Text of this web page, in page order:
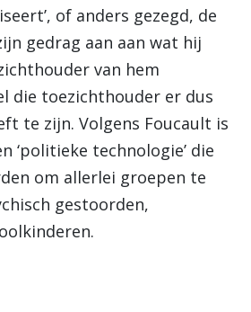
of anders gezegd, de
gedrag aan aan wat hij
van hem
die toezichthouder er dus
te zijn. Volgens Foucault is
‘politieke technologie’ die
om allerlei groepen te
gestoorden,